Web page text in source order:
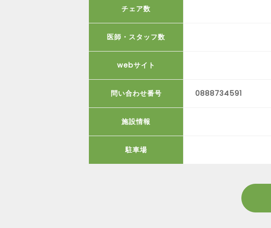
チェア数
医師・スタッフ数
webサイト
問い合わせ番号 0888734591
施設情報
駐車場